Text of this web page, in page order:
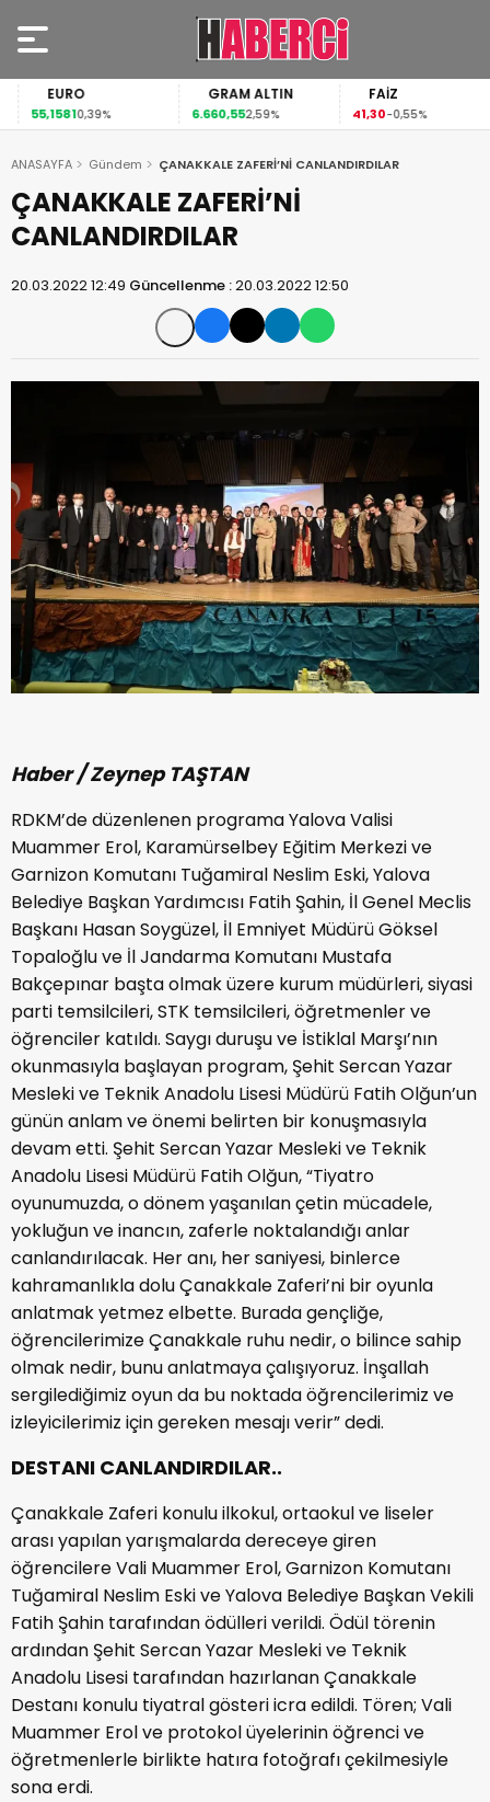
EURO
55,15810,39%
GRAM ALTIN
6.660,552,59%
FAİZ
41,30-0,55%
ANASAYFA Gündem ÇANAKKALE ZAFERİ’Nİ CANLANDIRDILAR
ÇANAKKALE ZAFERİ’Nİ
CANLANDIRDILAR
20.03.2022 12:49 Güncellenme :20.03.2022 12:50
Haber / Zeynep TAŞTAN
RDKM’de düzenlenen programa Yalova Valisi
Muammer Erol, Karamürselbey Eğitim Merkezi ve
Garnizon Komutanı Tuğamiral Neslim Eski, Yalova
Belediye Başkan Yardımcısı Fatih Şahin, İl Genel Meclis
Başkanı Hasan Soygüzel, İl Emniyet Müdürü Göksel
Topaloğlu ve İl Jandarma Komutanı Mustafa
Bakçepınar başta olmak üzere kurum müdürleri, siyasi
parti temsilcileri, STK temsilcileri, öğretmenler ve
öğrenciler katıldı. Saygı duruşu ve İstiklal Marşı’nın
okunmasıyla başlayan program, Şehit Sercan Yazar
Mesleki ve Teknik Anadolu Lisesi Müdürü Fatih Olğun’un
günün anlam ve önemi belirten bir konuşmasıyla
devam etti. Şehit Sercan Yazar Mesleki ve Teknik
Anadolu Lisesi Müdürü Fatih Olğun, “Tiyatro
oyunumuzda, o dönem yaşanılan çetin mücadele,
yokluğun ve inancın, zaferle noktalandığı anlar
canlandırılacak. Her anı, her saniyesi, binlerce
kahramanlıkla dolu Çanakkale Zaferi’ni bir oyunla
anlatmak yetmez elbette. Burada gençliğe,
öğrencilerimize Çanakkale ruhu nedir, o bilince sahip
olmak nedir, bunu anlatmaya çalışıyoruz. İnşallah
sergilediğimiz oyun da bu noktada öğrencilerimiz ve
izleyicilerimiz için gereken mesajı verir” dedi.
DESTANI CANLANDIRDILAR..
Çanakkale Zaferi konulu ilkokul, ortaokul ve liseler
arası yapılan yarışmalarda dereceye giren
öğrencilere Vali Muammer Erol, Garnizon Komutanı
Tuğamiral Neslim Eski ve Yalova Belediye Başkan Vekili
Fatih Şahin tarafından ödülleri verildi. Ödül törenin
ardından Şehit Sercan Yazar Mesleki ve Teknik
Anadolu Lisesi tarafından hazırlanan Çanakkale
Destanı konulu tiyatral gösteri icra edildi. Tören; Vali
Muammer Erol ve protokol üyelerinin öğrenci ve
öğretmenlerle birlikte hatıra fotoğrafı çekilmesiyle
sona erdi.